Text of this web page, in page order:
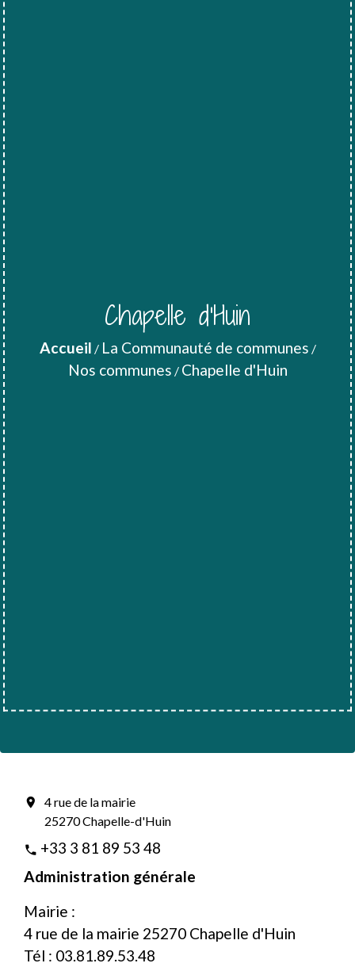
Chapelle d'Huin
Accueil / La Communauté de communes /
Nos communes / Chapelle d'Huin
location_on
4 rue de la mairie
25270 Chapelle-d'Huin
phone +33 3 81 89 53 48
Administration générale
Mairie :
4 rue de la mairie 25270 Chapelle d'Huin
Tél : 03.81.89.53.48